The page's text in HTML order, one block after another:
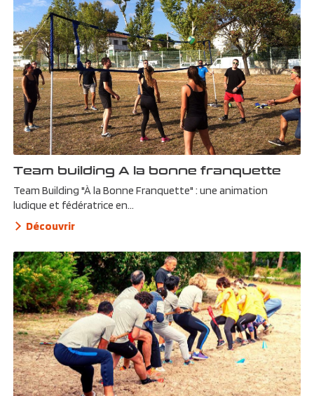
Team building A la bonne franquette
Team Building "À la Bonne Franquette" : une animation
ludique et fédératrice en...
Découvrir